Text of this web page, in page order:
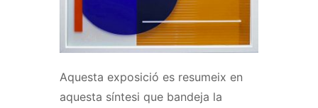
Aquesta exposició es resumeix en
aquesta síntesi que bandeja la